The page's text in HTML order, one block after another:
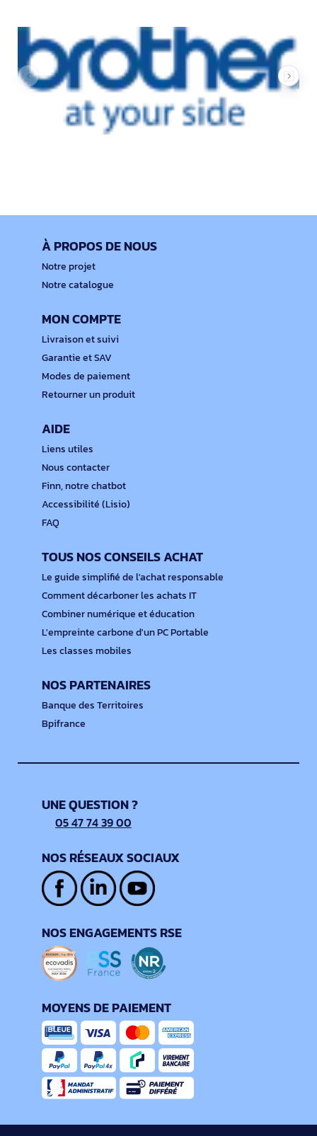
À PROPOS DE NOUS
Notre projet
Notre catalogue
MON COMPTE
Livraison et suivi
Garantie et SAV
Modes de paiement
Retourner un produit
AIDE
Liens utiles
Nous contacter
Finn, notre chatbot
Accessibilité (Lisio)
FAQ
TOUS NOS CONSEILS ACHAT
Le guide simplifié de l'achat responsable
Comment décarboner les achats IT
Combiner numérique et éducation
L'empreinte carbone d'un PC Portable
Les classes mobiles
NOS PARTENAIRES
Banque des Territoires
Bpifrance
UNE QUESTION ?
05 47 74 39 00
NOS RÉSEAUX SOCIAUX
NOS ENGAGEMENTS RSE
MOYENS DE PAIEMENT